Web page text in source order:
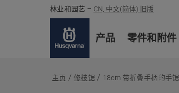
林业和园艺 – CN, 中文(简体) 旧版
产品 零件和附件
主页 修枝锯 18cm 带折叠手柄的手锯